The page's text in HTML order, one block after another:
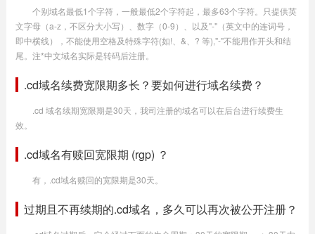
个别域名最低1个字符，一般最低2个字符起，最多63个字符。只提供英
文字母（a-z，不区分大小写）、数字（0-9）、以及"-"（英文中的连词号，
即中横线），不能使用空格及特殊字符(如!、&、? 等),"-"不能用作开头和结
尾。注*中文域名实际是转码后注册。
.cd域名续费宽限期多长？要如何进行域名续费？
.cd 域名续期宽限期是30天，我司注册的域名可以在后台进行续费生
效。
.cd域名有赎回宽限期 (rgp) ？
有，.cd域名赎回的宽限期是30天。
过期且不再续期的.cd域名，多久可以再次被公开注册？